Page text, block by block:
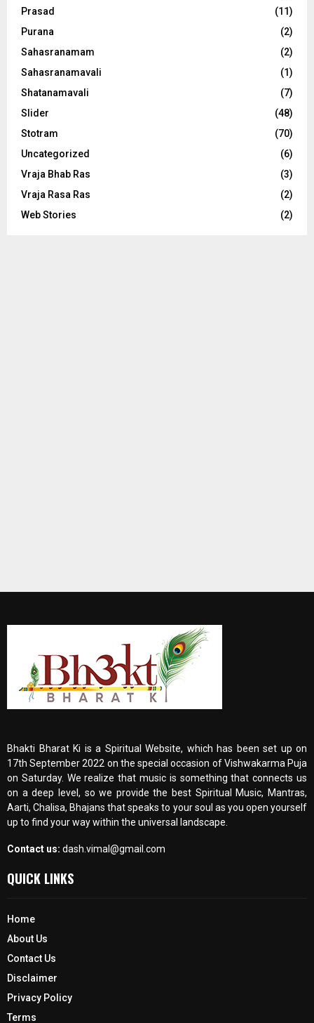
Prasad
(11)
Purana
(2)
Sahasranamam
(2)
Sahasranamavali
(1)
Shatanamavali
(7)
Slider
(48)
Stotram
(70)
Uncategorized
(6)
Vraja Bhab Ras
(3)
Vraja Rasa Ras
(2)
Web Stories
(2)
Bhakti Bharat Ki is a Spiritual Website, which has been set up on
17th September 2022 on the special occasion of Vishwakarma Puja
on Saturday. We realize that music is something that connects us
on a deep level, so we provide the best Spiritual Music, Mantras,
Aarti, Chalisa, Bhajans that speaks to your soul as you open yourself
up to find your way within the universal landscape.
Contact us: dash.vimal@gmail.com
QUICK LINKS
Home
About Us
Contact Us
Disclaimer
Privacy Policy
Terms